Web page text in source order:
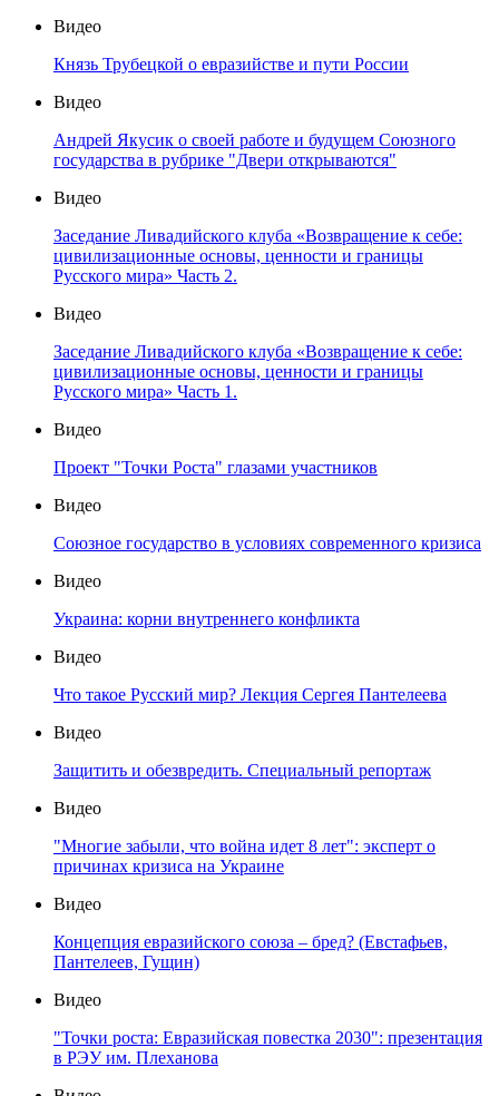
Видео
Князь Трубецкой о евразийстве и пути России
Видео
Андрей Якусик о своей работе и будущем Союзного
государства в рубрике "Двери открываются"
Видео
Заседание Ливадийского клуба «Возвращение к себе:
цивилизационные основы, ценности и границы
Русского мира» Часть 2.
Видео
Заседание Ливадийского клуба «Возвращение к себе:
цивилизационные основы, ценности и границы
Русского мира» Часть 1.
Видео
Проект "Точки Роста" глазами участников
Видео
Союзное государство в условиях современного кризиса
Видео
Украина: корни внутреннего конфликта
Видео
Что такое Русский мир? Лекция Сергея Пантелеева
Видео
Защитить и обезвредить. Специальный репортаж
Видео
"Многие забыли, что война идет 8 лет": эксперт о
причинах кризиса на Украине
Видео
Концепция евразийского союза – бред? (Евстафьев,
Пантелеев, Гущин)
Видео
"Точки роста: Евразийская повестка 2030": презентация
в РЭУ им. Плеханова